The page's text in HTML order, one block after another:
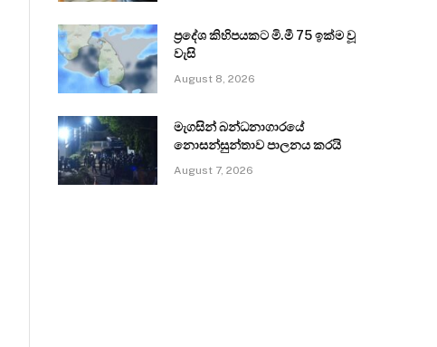
ප්‍රදේශ කිහිපයකට මි.මී 75 ඉක්ම වූ
වැසි
August 8, 2026
මැගසින් බන්ධනාගාරයේ
නොසන්සුන්තාව පාලනය කරයි
August 7, 2026